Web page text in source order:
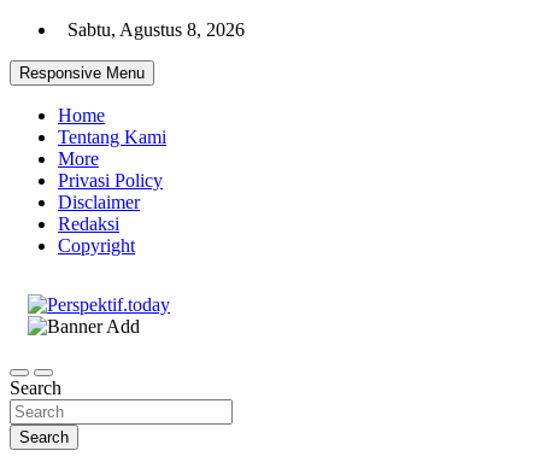
Skip
content
Sabtu, Agustus 8, 2026
Responsive Menu
Home
Tentang Kami
More
Privasi Policy
Disclaimer
Redaksi
Copyright
Search
Search